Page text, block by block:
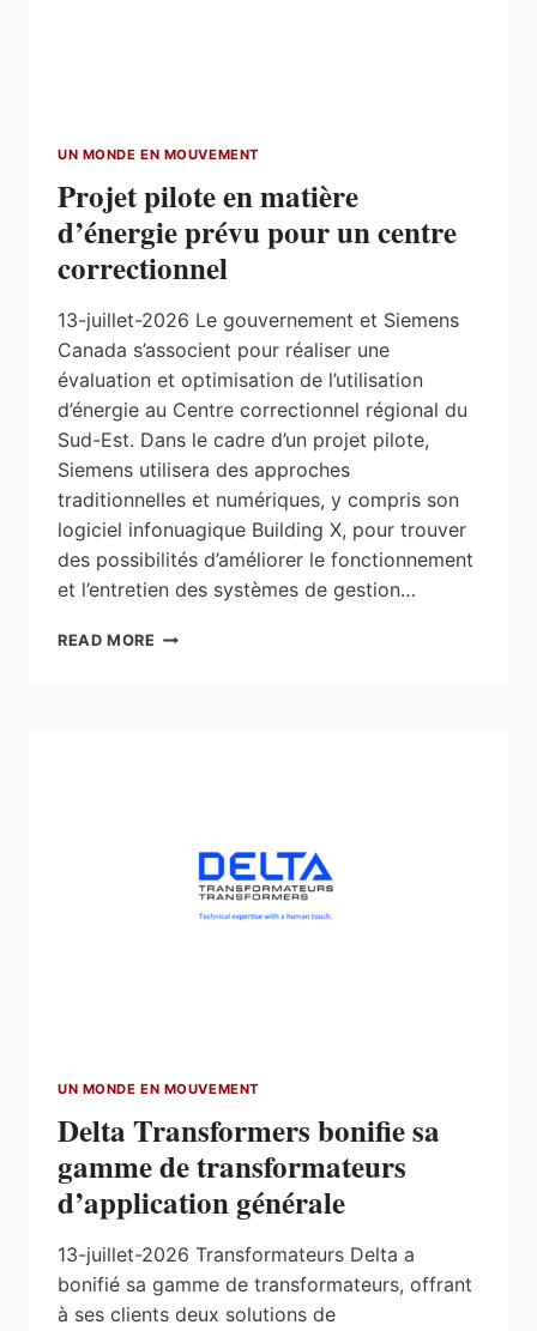
UN MONDE EN MOUVEMENT
Projet pilote en matière
d’énergie prévu pour un centre
correctionnel
13-juillet-2026 Le gouvernement et Siemens
Canada s’associent pour réaliser une
évaluation et optimisation de l’utilisation
d’énergie au Centre correctionnel régional du
Sud-Est. Dans le cadre d’un projet pilote,
Siemens utilisera des approches
traditionnelles et numériques, y compris son
logiciel infonuagique Building X, pour trouver
des possibilités d’améliorer le fonctionnement
et l’entretien des systèmes de gestion…
READ MORE PROJET
CORRECTIONNEL
UN MONDE EN MOUVEMENT
Delta Transformers bonifie sa
gamme de transformateurs
d’application générale
13-juillet-2026 Transformateurs Delta a
bonifié sa gamme de transformateurs, offrant
à ses clients deux solutions de